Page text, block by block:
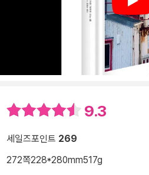
Play
9.3
세일즈포인트 269
272쪽228*280mm517g